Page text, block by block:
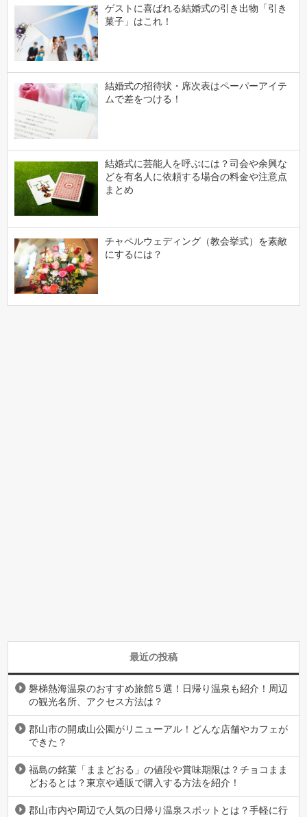
ゲストに喜ばれる結婚式の引き出物「引き
菓子」はこれ！
結婚式の招待状・席次表はペーパーアイテ
ムで差をつける！
結婚式に芸能人を呼ぶには？司会や余興な
どを有名人に依頼する場合の料金や注意点
まとめ
チャペルウェディング（教会挙式）を素敵
にするには？
最近の投稿
磐梯熱海温泉のおすすめ旅館５選！日帰り温泉も紹介！周辺
の観光名所、アクセス方法は？
郡山市の開成山公園がリニューアル！どんな店舗やカフェが
できた？
福島の銘菓「ままどおる」の値段や賞味期限は？チョコまま
どおるとは？東京や通販で購入する方法を紹介！
郡山市内や周辺で人気の日帰り温泉スポットとは？手軽に行